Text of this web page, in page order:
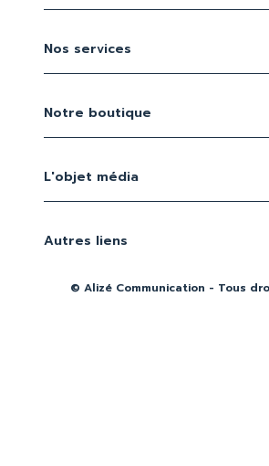
Nos services
Notre boutique
L'objet média
Autres liens
© Alizé Communication - Tous